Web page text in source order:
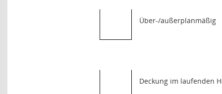
Über-/außerplanmäßig
Deckung im laufenden